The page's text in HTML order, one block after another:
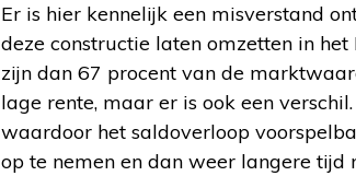
Er is hier kennelijk een misverstand
deze constructie laten omzetten in
zijn dan 67 procent van de
lage rente, maar er is ook een
waardoor het saldoverloop
op te nemen en dan weer langere